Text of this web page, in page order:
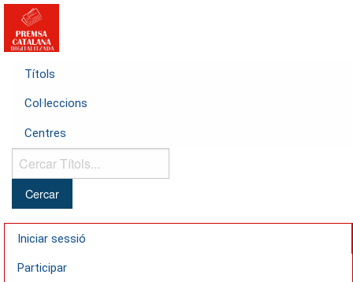
Títols
Col·leccions
Centres
Cercar
Títols...
Iniciar sessió
Participar